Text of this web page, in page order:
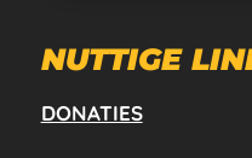
NUTTIGE
DONATIES